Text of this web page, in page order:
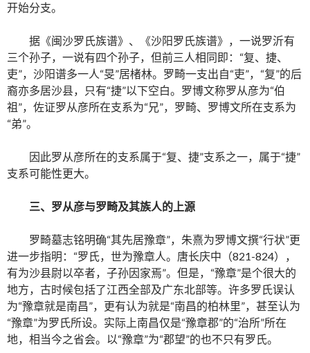
开始分支。
据《闽沙罗氏族谱》、《沙阳罗氏族谱》，一说罗沂有
三个孙子，一说有四个孙子，但前三人相同即：“复、捷、
吏”，沙阳谱多一人“旻”居楮林。罗畸一支出自“吏”，“复”的后
裔亦多居沙县，只有“捷”以下空白。罗博文称罗从彦为“伯
祖”，佐证罗从彦所在支系为“兄”，罗畸、罗博文所在支系为
“弟”。
因此罗从彦所在的支系属于“复、捷”支系之一，属于“捷”
支系可能性更大。
三、罗从彦与罗畸及其族人的上源
罗畸墓志铭明确“其先居豫章”，朱熹为罗博文撰“行状”更
进一步指明：“罗氏，世为豫章人。唐长庆中（821-824），
有为沙县尉以卒者，子孙因家焉”。但是，“豫章”是个很大的
地方，古时候包括了江西全部及广东北部等。许多罗氏误认
为“豫章就是南昌”，更有认为就是“南昌的柏林里”，甚至认为
“豫章”为罗氏所设。实际上南昌仅是“豫章郡”的“治所”所在
地，相当今之省会。以“豫章”为“郡望”的也不只有罗氏。